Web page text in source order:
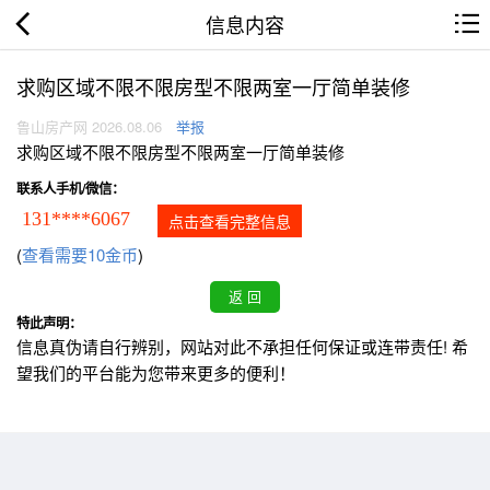
信息内容
求购区域不限不限房型不限两室一厅简单装修
鲁山房产网 2026.08.06 举报
求购区域不限不限房型不限两室一厅简单装修
联系人手机/微信：
131****6067 点击查看完整信息
(查看需要10金币)
特此声明：
信息真伪请自行辨别，网站对此不承担任何保证或连带责任! 希
望我们的平台能为您带来更多的便利！